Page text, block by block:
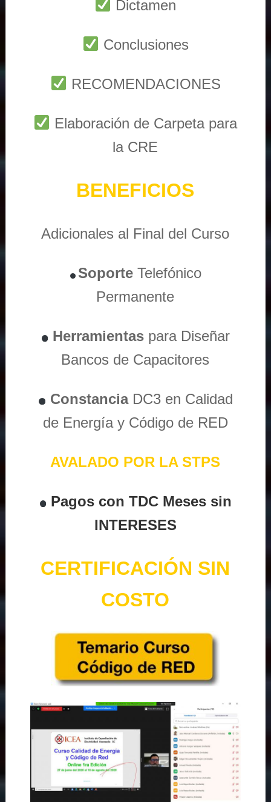
Dictamen
Conclusiones
RECOMENDACIONES
Elaboración de Carpeta para
la CRE
BENEFICIOS
Adicionales al Final del Curso
Soporte Telefónico
Permanente
Herramientas para Diseñar
Bancos de Capacitores
ConstanciaDC3 en Calidad
de Energía y Código de RED
AVALADO POR LA STPS
Pagos con TDC Meses sin
INTERESES
CERTIFICACIÓN SIN
COSTO